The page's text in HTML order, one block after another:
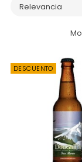
Relevancia
DESCUENTO